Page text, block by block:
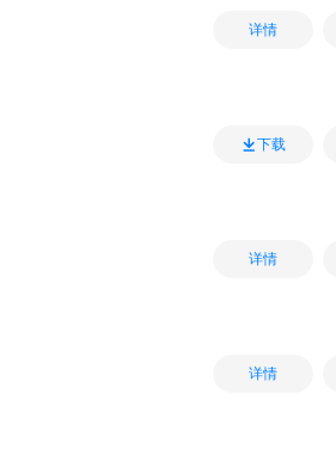
详情
下载
详情
详情